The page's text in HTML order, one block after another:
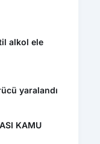
alkol ele
yaralandı
KAMU